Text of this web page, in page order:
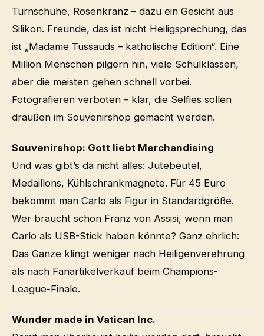
Turnschuhe, Rosenkranz – dazu ein Gesicht aus
Silikon. Freunde, das ist nicht Heiligsprechung, das
ist „Madame Tussauds – katholische Edition“. Eine
Million Menschen pilgern hin, viele Schulklassen,
aber die meisten gehen schnell vorbei.
Fotografieren verboten – klar, die Selfies sollen
draußen im Souvenirshop gemacht werden.
Souvenirshop: Gott liebt Merchandising
Und was gibt’s da nicht alles: Jutebeutel,
Medaillons, Kühlschrankmagnete. Für 45 Euro
bekommt man Carlo als Figur in Standardgröße.
Wer braucht schon Franz von Assisi, wenn man
Carlo als USB-Stick haben könnte? Ganz ehrlich:
Das Ganze klingt weniger nach Heiligenverehrung
als nach Fanartikelverkauf beim Champions-
League-Finale.
Wunder made in Vatican Inc.